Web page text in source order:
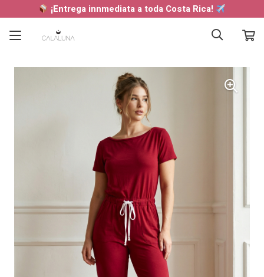
¡Entrega innmediata a toda Costa Rica!